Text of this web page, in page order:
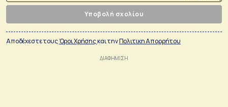
Υποβολή σχολίου
Αποδέχεστε τουςΌροι Χρήσηςκαι τηνΠολιτικη Απορρήτου